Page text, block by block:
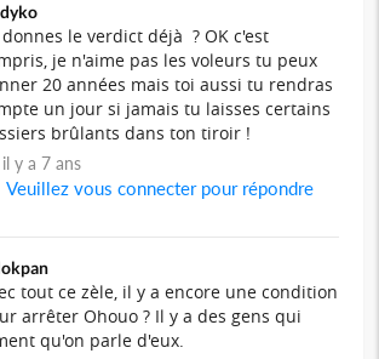
donnes le verdict déjà ? OK c'est
je n'aime pas les voleurs tu peux
20 années mais toi aussi tu rendras
un jour si jamais tu laisses certains
brûlants dans ton tiroir !
il y a 7 ans
Veuillez vous connecter pour répondre
tout ce zèle, il y a encore une condition
arrêter Ohouo ? Il y a des gens qui
qu'on parle d'eux.